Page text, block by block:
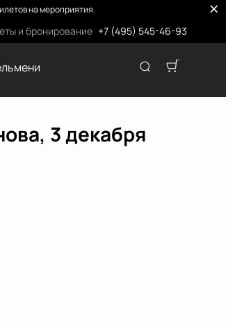
на мероприятия.
и бронирование +7 (495) 545-46-93
3 декабря